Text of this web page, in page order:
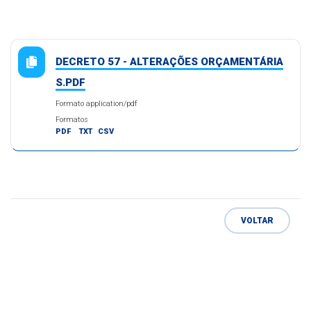
DECRETO 57 - ALTERAÇÕES ORÇAMENTÁRIA
S.PDF
Formato application/pdf
Formatos
PDF
TXT CSV
VOLTAR